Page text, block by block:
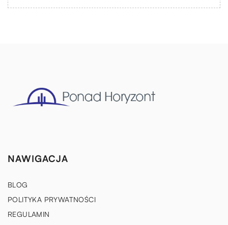
NAWIGACJA
BLOG
POLITYKA PRYWATNOŚCI
REGULAMIN